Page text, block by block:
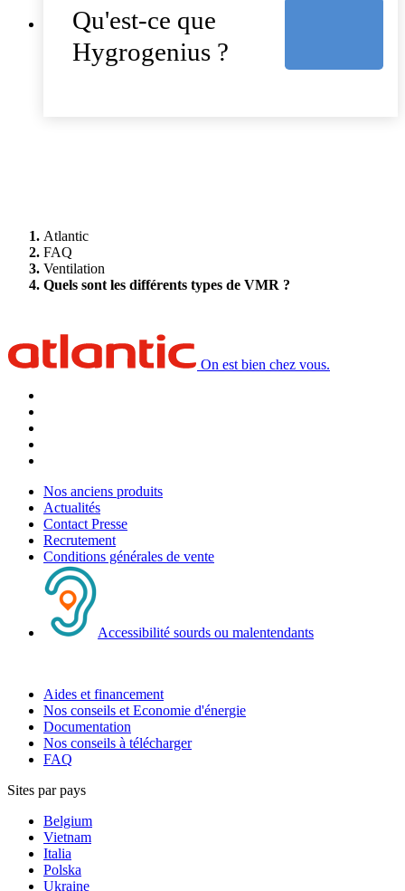
Qu'est-ce que
Hygrogenius ?
Atlantic
FAQ
Ventilation
Quels sont les différents types de VMR ?
On est bien chez vous.
Nos anciens produits
Actualités
Contact Presse
Recrutement
Conditions générales de vente
Accessibilité sourds ou malentendants
Aides et financement
Nos conseils et Economie d'énergie
Documentation
Nos conseils à télécharger
FAQ
Sites par pays
Belgium
Vietnam
Italia
Polska
Ukraine